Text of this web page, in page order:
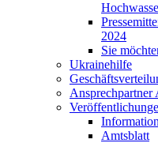
2024
Sie
Ukrainehilfe
Ansprechpartner
Amtsblatt